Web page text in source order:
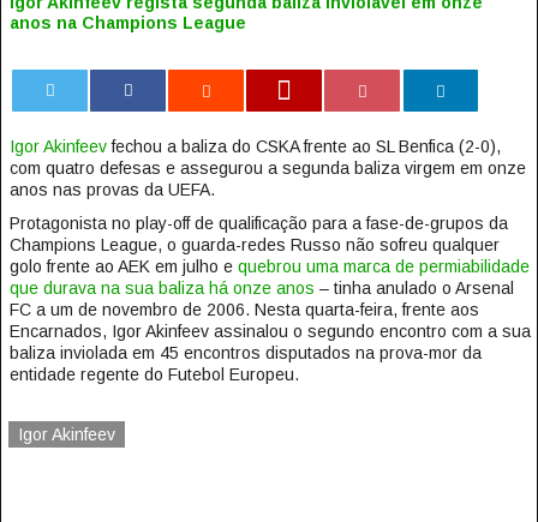
anos na Champions League
Igor Akinfeevfechou a baliza do CSKA frente ao SL Benfica (2-0),
com quatro defesas e assegurou a segunda baliza virgem em onze
anos nas provas da UEFA.
Protagonista no play-off de qualificação para a fase-de-grupos da
Champions League, o guarda-redes Russo não sofreu qualquer
golo frente ao AEK em julho e quebrou uma marca de permiabilidade
que durava na sua baliza há onze anos – tinha anulado o Arsenal
FC a um de novembro de 2006. Nesta quarta-feira, frente aos
Encarnados, Igor Akinfeev assinalou o segundo encontro com a sua
baliza inviolada em 45 encontros disputados na prova-mor da
entidade regente do Futebol Europeu.
Igor Akinfeev